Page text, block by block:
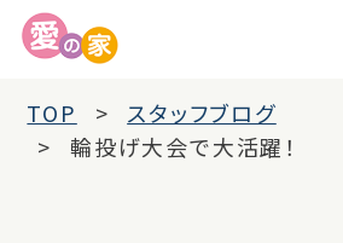
TOP
スタッフブログ
輪投げ大会で大活躍！